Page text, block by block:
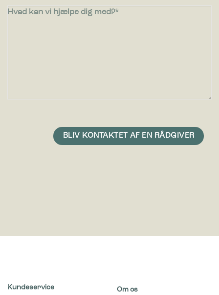
Hvad kan vi hjælpe dig med?
Kundeservice
Om os